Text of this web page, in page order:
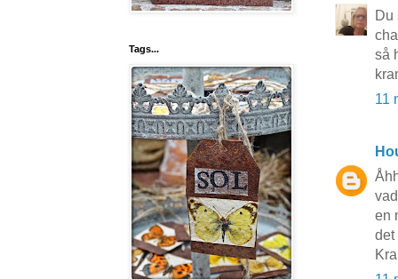
Du
så
11
en
det
Tags...